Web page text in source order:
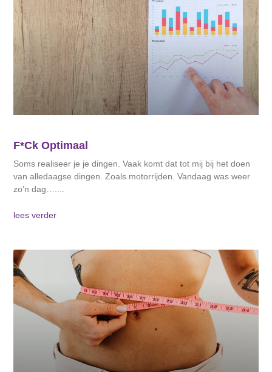
F*ck Optimaal
Soms realiseer je je dingen. Vaak komt dat tot mij bij het doen
van alledaagse dingen. Zoals motorrijden. Vandaag was weer
zo’n dag….
lees verder